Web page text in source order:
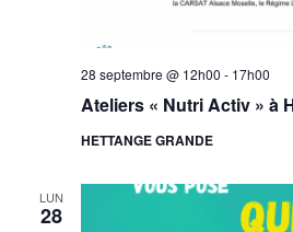
Ateliers « Nutri Activ » à
28 septembre @ 12h00 - 17h00
HETTANGE GRANDE
LUN
28